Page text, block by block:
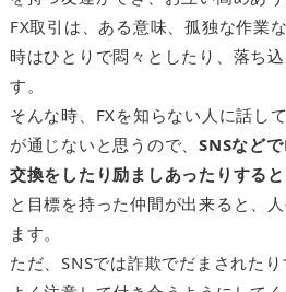
FX取引は、ある意味、孤独な作業
時はひとりで悶々としたり、落ち
す。
そんな時、FXを知らない人に話し
が通じないと思うので、SNSなど
交換をしたり励ましあったりすると
と目標を持った仲間が出来ると、
ます。
ただ、SNSでは詐欺でだまされたり